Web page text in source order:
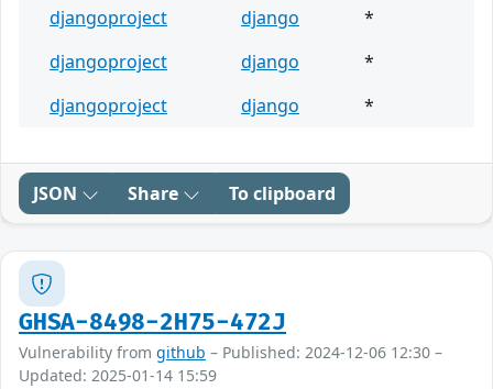
djangoproject django
*
djangoproject
django
*
djangoproject
django *
JSON Share To clipboard
GHSA-8498-2H75-472J
Vulnerability from github – Published: 2024-12-06 12:30 –
Updated: 2025-01-14 15:59